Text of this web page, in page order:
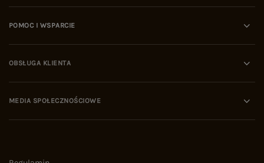
POMOC I WSPARCIE
OBSŁUGA KLIENTA
MEDIA SPOŁECZNOŚCIOWE